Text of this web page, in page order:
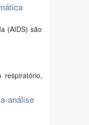
(AIDS) são
respiratório,
análise